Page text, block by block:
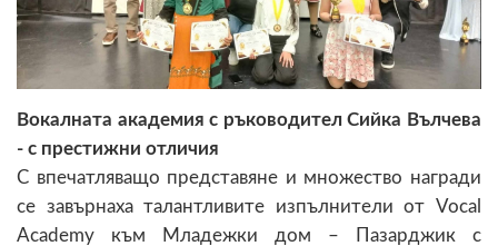
Вокалната академия с ръководител Сийка Вълчева
- с престижни отличия
С впечатляващо представяне и множество награди
се завърнаха талантливите изпълнители от Vocal
Academy към Младежки дом – Пазарджик с